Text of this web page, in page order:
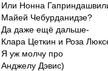
Или Нонна
Майей Чебурданидзе?
Да даже ещё дальше-
Клара Цеткин и Роза
Я уж молчу про
Анджелу Дэвис)